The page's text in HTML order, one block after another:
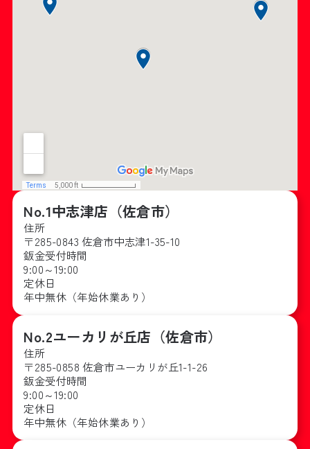
No.1中志津店（佐倉市）
住所
〒285-0843 佐倉市中志津1-35-10
鈑金受付時間
9:00～19:00
定休日
年中無休（年始休業あり）
No.2ユーカリが丘店（佐倉市）
住所
〒285-0858 佐倉市ユーカリが丘1-1-26
鈑金受付時間
9:00～19:00
定休日
年中無休（年始休業あり）